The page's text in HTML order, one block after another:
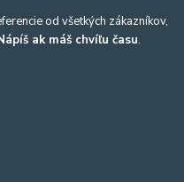
od všetkých zákazníkov,
ak máš chvíľu času.